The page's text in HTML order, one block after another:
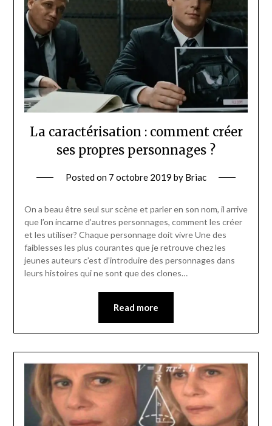
La caractérisation : comment créer
ses propres personnages ?
Posted on 7 octobre 2019 by Briac
On a beau être seul sur scène et parler en son nom, il arrive
que l’on incarne d’autres personnages, comment les créer
et les utiliser? Chaque personnage doit vivre Une des
faiblesses les plus courantes que je retrouve chez les
jeunes auteurs c’est d’introduire des personnages dans
leurs histoires qui ne sont que des clones…
Read more